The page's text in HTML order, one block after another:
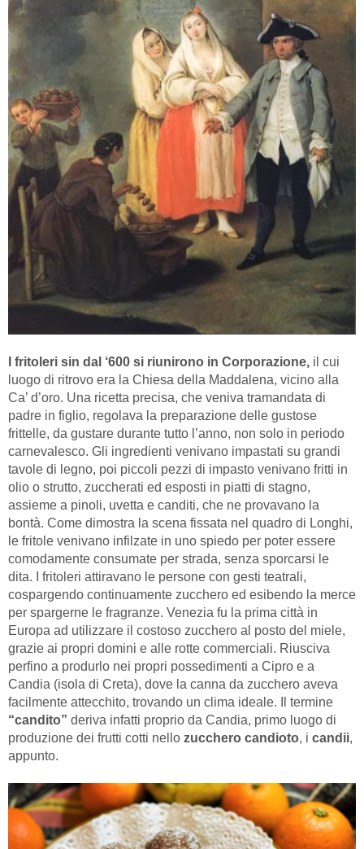
I fritoleri sin dal ‘600 si riunirono in Corporazione, il cui
luogo di ritrovo era la Chiesa della Maddalena, vicino alla
Ca’ d’oro. Una ricetta precisa, che veniva tramandata di
padre in figlio, regolava la preparazione delle gustose
frittelle, da gustare durante tutto l’anno, non solo in periodo
carnevalesco. Gli ingredienti venivano impastati su grandi
tavole di legno, poi piccoli pezzi di impasto venivano fritti in
olio o strutto, zuccherati ed esposti in piatti di stagno,
assieme a pinoli, uvetta e canditi, che ne provavano la
bontà. Come dimostra la scena fissata nel quadro di Longhi,
le fritole venivano infilzate in uno spiedo per poter essere
comodamente consumate per strada, senza sporcarsi le
dita. I fritoleri attiravano le persone con gesti teatrali,
cospargendo continuamente zucchero ed esibendo la merce
per spargerne le fragranze. Venezia fu la prima città in
Europa ad utilizzare il costoso zucchero al posto del miele,
grazie ai propri domini e alle rotte commerciali. Riusciva
perfino a produrlo nei propri possedimenti a Cipro e a
Candia (isola di Creta), dove la canna da zucchero aveva
facilmente attecchito, trovando un clima ideale. Il termine
“candito” deriva infatti proprio da Candia, primo luogo di
produzione dei frutti cotti nello zucchero candioto, i candii,
appunto.